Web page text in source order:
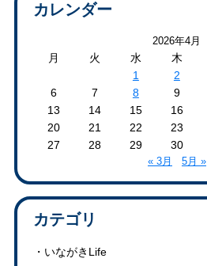
カレンダー
2026年4月
月 火 水 木
1
2
6
7 8 9
13
14 15 16
20
21 22 23
27
28 29 30
« 3月 5月 »
カテゴリ
いながきLife